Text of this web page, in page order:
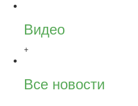
Видео
+
Все новости